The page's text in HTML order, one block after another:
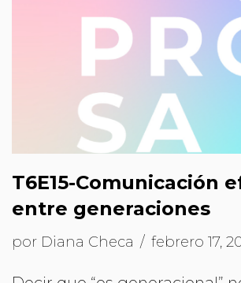
T6E15-Comunicación
entre generaciones
por Diana Checa febrero 17,